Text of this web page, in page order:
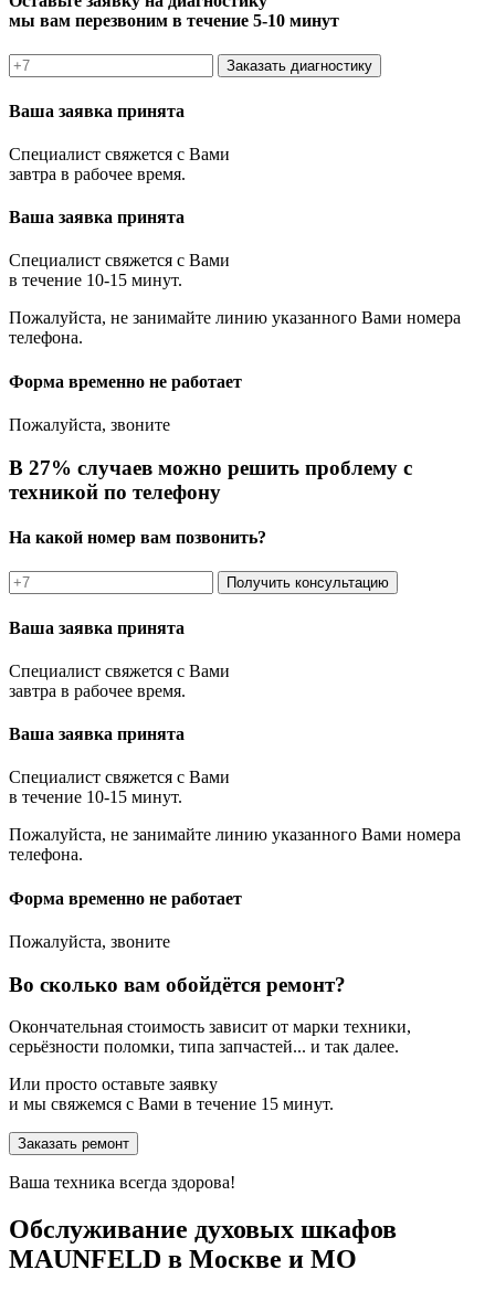
мы вам перезвоним в течение 5-10 минут
Заказать диагностику
Ваша заявка принята
Специалист свяжется с Вами
завтра в рабочее время.
Ваша заявка принята
Специалист свяжется с Вами
в течение 10-15 минут.
Пожалуйста, не занимайте линию указанного Вами номера
телефона.
Форма временно не работает
Пожалуйста, звоните
В 27% случаев можно решить проблему с
техникой по телефону
На какой номер вам позвонить?
Получить консультацию
Ваша заявка принята
Специалист свяжется с Вами
завтра в рабочее время.
Ваша заявка принята
Специалист свяжется с Вами
в течение 10-15 минут.
Пожалуйста, не занимайте линию указанного Вами номера
телефона.
Форма временно не работает
Пожалуйста, звоните
Во сколько вам обойдётся ремонт?
Окончательная стоимость зависит от марки техники,
серьёзности поломки, типа запчастей... и так далее.
Или просто оставьте заявку
и мы свяжемся с Вами в течение 15 минут.
Заказать ремонт
Ваша техника всегда здорова!
Обслуживание духовых шкафов
MAUNFELD в Москве и МО